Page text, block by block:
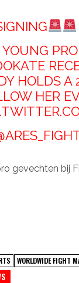
HOLDS A
HER
gevechten bij
WORLDWIDE FIGHT